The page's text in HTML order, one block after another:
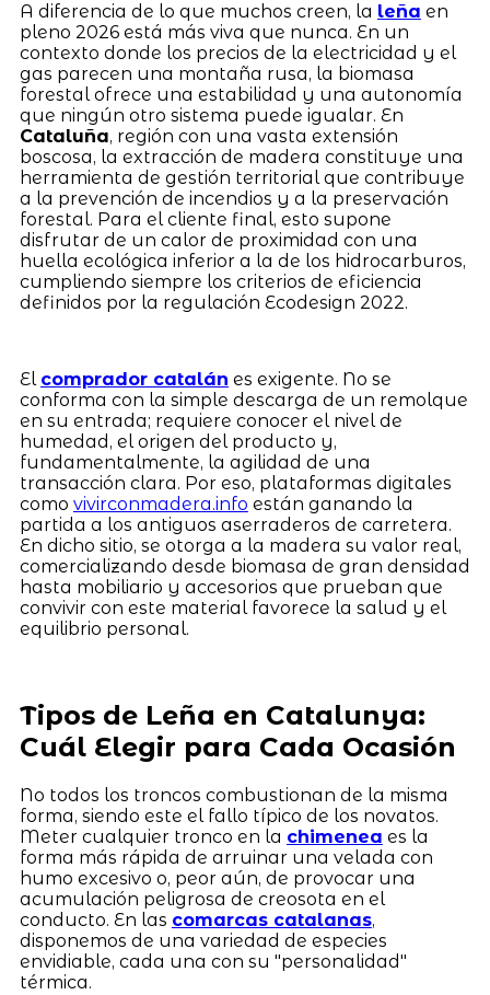
A diferencia de lo que muchos creen, la leña en
pleno 2026 está más viva que nunca. En un
contexto donde los precios de la electricidad y el
gas parecen una montaña rusa, la biomasa
forestal ofrece una estabilidad y una autonomía
que ningún otro sistema puede igualar. En
Cataluña, región con una vasta extensión
boscosa, la extracción de madera constituye una
herramienta de gestión territorial que contribuye
a la prevención de incendios y a la preservación
forestal. Para el cliente final, esto supone
disfrutar de un calor de proximidad con una
huella ecológica inferior a la de los hidrocarburos,
cumpliendo siempre los criterios de eficiencia
definidos por la regulación Ecodesign 2022.
El comprador catalán es exigente. No se
conforma con la simple descarga de un remolque
en su entrada; requiere conocer el nivel de
humedad, el origen del producto y,
fundamentalmente, la agilidad de una
transacción clara. Por eso, plataformas digitales
como vivirconmadera.info están ganando la
partida a los antiguos aserraderos de carretera.
En dicho sitio, se otorga a la madera su valor real,
comercializando desde biomasa de gran densidad
hasta mobiliario y accesorios que prueban que
convivir con este material favorece la salud y el
equilibrio personal.
Tipos de Leña en Catalunya:
Cuál Elegir para Cada Ocasión
No todos los troncos combustionan de la misma
forma, siendo este el fallo típico de los novatos.
Meter cualquier tronco en la chimenea es la
forma más rápida de arruinar una velada con
humo excesivo o, peor aún, de provocar una
acumulación peligrosa de creosota en el
conducto. En las comarcas catalanas,
disponemos de una variedad de especies
envidiable, cada una con su "personalidad"
térmica.